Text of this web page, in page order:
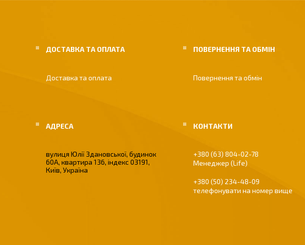
ДОСТАВКА ТА ОПЛАТА
Доставка та оплата
ПОВЕРНЕННЯ ТА ОБМІН
Повернення та обмін
вулиця Юлії Здановської, будинок
60А, квартира 136, індекс 03191,
Київ, Україна
+380 (63) 804-02-78
Менеджер (Life)
+380 (50) 234-48-09
телефонувати на номер вище